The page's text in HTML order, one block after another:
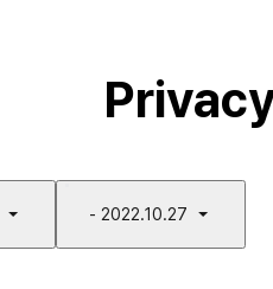
- 2022.10.27